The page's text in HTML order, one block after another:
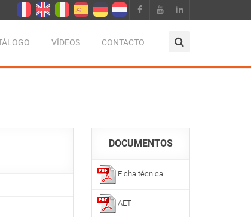
VÍDEOS
CONTACTO
DOCUMENTOS
Ficha técnica
AET